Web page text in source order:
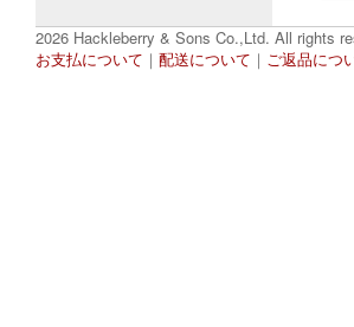
2026 Hackleberry & Sons Co.,Ltd. All rights
お支払について ｜ 配送について ｜ ご返品につ